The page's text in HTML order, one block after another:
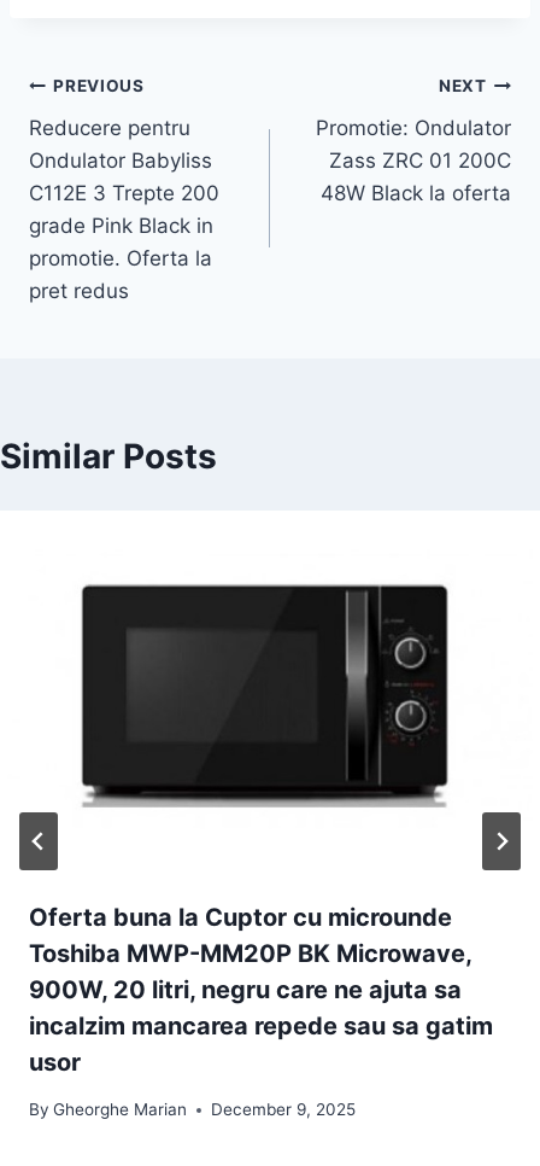
Post
navigation
PREVIOUS
Reducere pentru
Ondulator Babyliss
C112E 3 Trepte 200
grade Pink Black in
promotie. Oferta la
pret redus
NEXT
Promotie: Ondulator
Zass ZRC 01 200C
48W Black la oferta
Similar Posts
Oferta buna la Cuptor cu microunde
Toshiba MWP-MM20P BK Microwave,
900W, 20 litri, negru care ne ajuta sa
incalzim mancarea repede sau sa gatim
usor
By Gheorghe Marian December 9, 2025